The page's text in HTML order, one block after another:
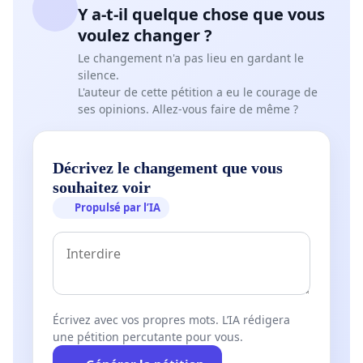
Oudere pendelaars uit Waremme herinneren zich
nog de reistijden naar Brussel die vroeger 46
minuten duurden. In 2015 heeft het vervoersplan
de reistijd verlengd naar 1 uur en 5 minuten en
vandaag vernemen we dat de reistijd zal oplopen
tot 1 uur en 21 minuten voor heenreizen en 1 uur
tegelijkertijd de tarieven stijgen. Dit kan geen
vooruitgang genoemd worden...
Veel treingebruikers hebben hun woning dicht bij
een station gekozen om van de trein gebruik te
gebruik van openbaar vervoer, verslechtert het
treinaanbod in Waremme (en andere kleine
Y a-t-il quelque chose que vous
voulez changer ?
Le changement n'a pas lieu en gardant le
silence.
L'auteur de cette pétition a eu le courage de
ses opinions. Allez-vous faire de même ?
Décrivez le changement que vous
souhaitez voir
Propulsé par l’IA
Écrivez avec vos propres mots. L’IA rédigera
une pétition percutante pour vous.